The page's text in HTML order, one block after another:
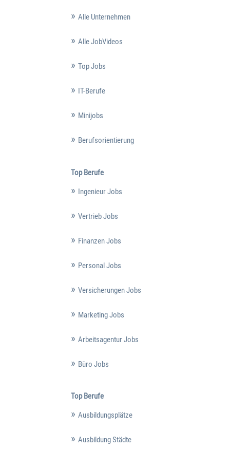
Alle Unternehmen
Alle JobVideos
Top Jobs
IT-Berufe
Minijobs
Berufsorientierung
Top Berufe
Ingenieur Jobs
Vertrieb Jobs
Finanzen Jobs
Personal Jobs
Versicherungen Jobs
Marketing Jobs
Arbeitsagentur Jobs
Büro Jobs
Top Berufe
Ausbildungsplätze
Ausbildung Städte